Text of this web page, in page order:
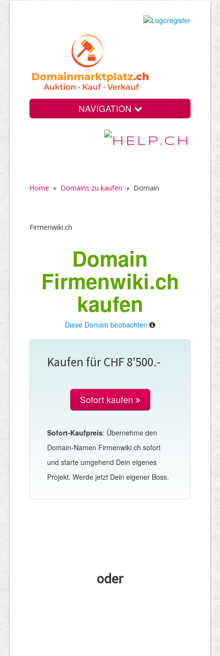
NAVIGATION
Home » Domains zu kaufen » Domain
Firmenwiki.ch
Domain
Firmenwiki.ch
kaufen
Diese Domain beobachten
Kaufen für CHF 8'500.-
Sofort kaufen
Sofort-Kaufpreis: Übernehme den
Domain-Namen Firmenwiki.ch sofort
und starte umgehend Dein eigenes
Projekt. Werde jetzt Dein eigener Boss.
oder